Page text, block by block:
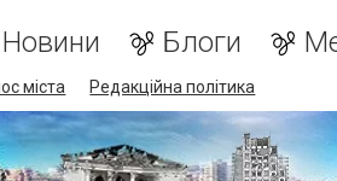
Новини Блоги
міста Редакційна політика